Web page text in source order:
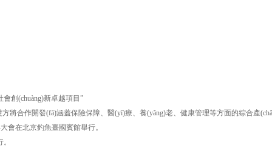
創(chuàng)新卓越項目”
作開發(fā)涵蓋保險保障、醫(yī)療、養(yǎng)老、健康管理等方面的綜合產
北京釣魚臺國賓館舉行。
。